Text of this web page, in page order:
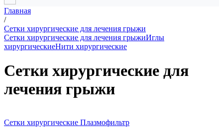
Главная
/
Сетки хирургические для лечения грыжи
Сетки хирургические для лечения грыжиИглы
хирургическиеНити хирургические
Сетки хирургические для
лечения грыжи
Сетки хирургические Плазмофильтр